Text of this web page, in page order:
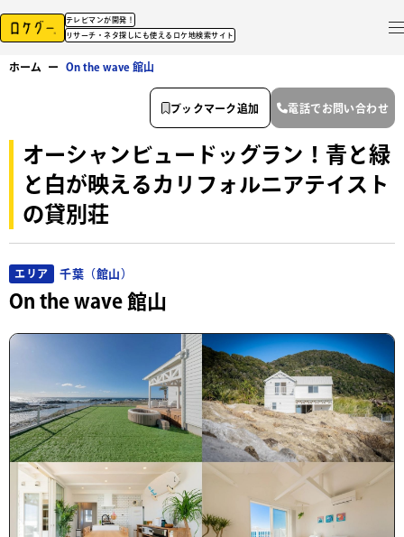
テレビマンが開発！
リサーチ・ネタ探しにも使えるロケ地検索サイト
ホーム ー On the wave 館山
オーシャンビュードッグラン！青と緑
と白が映えるカリフォルニアテイスト
の貸別荘
エリア 千葉（館山）
On the wave 館山
ブックマーク追加 電話でお問い合わせ